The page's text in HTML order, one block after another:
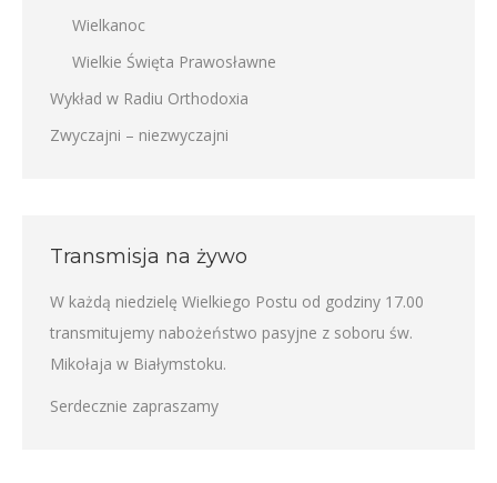
Wielkanoc
Wielkie Święta Prawosławne
Wykład w Radiu Orthodoxia
Zwyczajni – niezwyczajni
Transmisja na żywo
W każdą niedzielę Wielkiego Postu od godziny 17.00
transmitujemy nabożeństwo pasyjne z soboru św.
Mikołaja w Białymstoku.
Serdecznie zapraszamy